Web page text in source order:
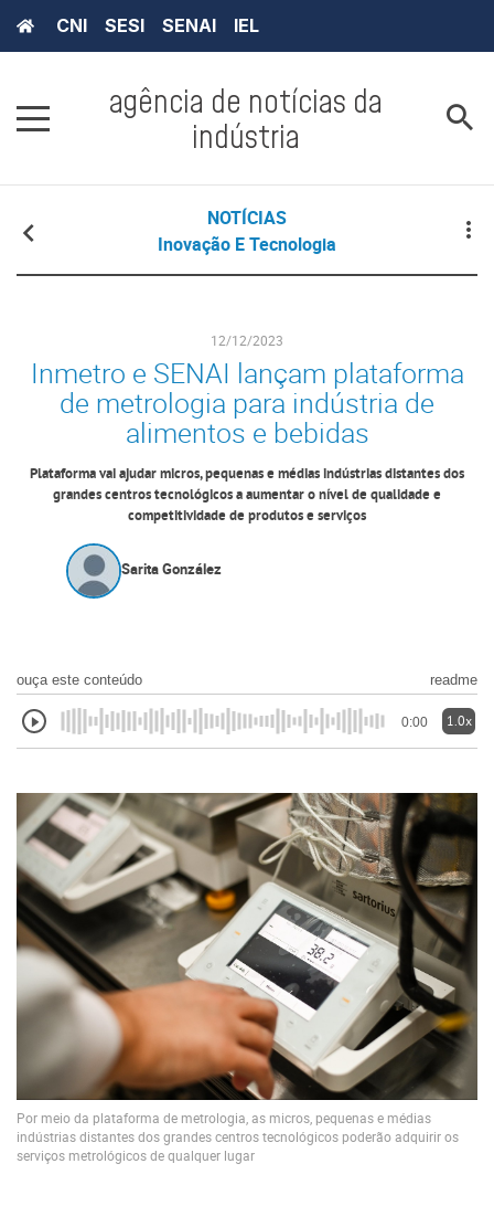
CNI SESI SENAI IEL
agência de notícias da
indústria
NOTÍCIAS
Inovação E Tecnologia
12/12/2023
Inmetro e SENAI lançam plataforma
de metrologia para indústria de
alimentos e bebidas
Plataforma vai ajudar micros, pequenas e médias indústrias distantes dos
grandes centros tecnológicos a aumentar o nível de qualidade e
competitividade de produtos e serviços
Sarita González
ouça este conteúdo readme
0:00 1.0x
Por meio da plataforma de metrologia, as micros, pequenas e médias
indústrias distantes dos grandes centros tecnológicos poderão adquirir os
serviços metrológicos de qualquer lugar